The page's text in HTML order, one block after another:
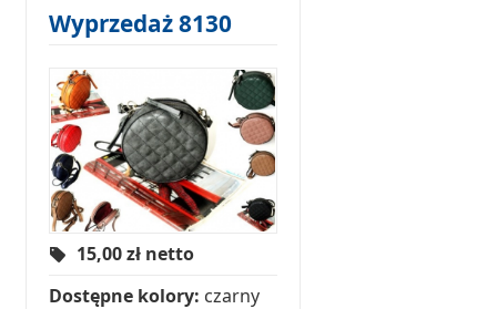
Wyprzedaż 8130
15,00zł netto
Dostępne kolory: czarny